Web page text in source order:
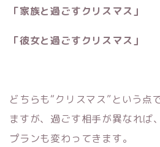
「家族と過ごすクリスマス」
「彼女と過ごすクリスマス」
どちらも“クリスマス”という点
ますが、過ごす相手が異なれば
プランも変わってきます。